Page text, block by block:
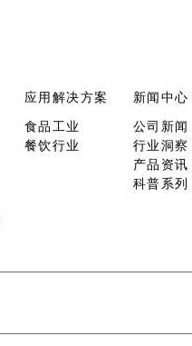
应用解决方案
食品工业
餐饮行业
新闻中心
公司新闻
行业洞察
产品资讯
科普系列